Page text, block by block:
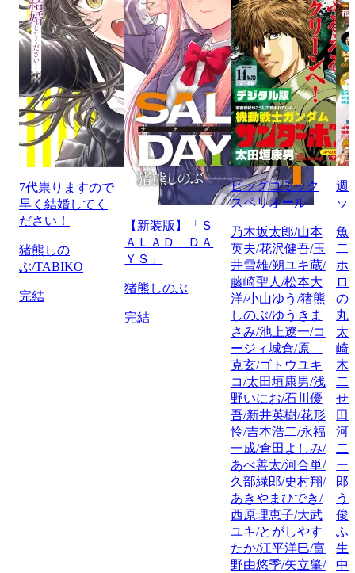
7代祟りますので
早く結婚してく
ださい！
猪熊しの
ぶ/TABIKO
完結
【新装版】「Ｓ
ＡＬＡＤ ＤＡ
ＹＳ」
猪熊しのぶ
完結
ビッグコミック
スペリオール
乃木坂太郎/山本
英夫/花沢健吾/玉
井雪雄/朔ユキ蔵/
藤崎聖人/松本大
洋/小山ゆう/猪熊
しのぶ/ゆうきま
さみ/池上遼一/コ
ージィ城倉/原
克玄/ゴトウユキ
コ/太田垣康男/浅
野いにお/石川優
吾/新井英樹/花形
怜/吉本浩二/永福
一成/倉田よしみ/
あべ善太/河合単/
久部緑郎/史村翔/
あきやまひでき/
西原理恵子/大武
ユキ/とがしやす
たか/江平洋巳/富
野由悠季/矢立肇/
週
ッ
魚
二
ホ
ロ
の
丸
太
崎
木
二
せ
田
河
二
ー
郎
う
俊/
ふ
生
中